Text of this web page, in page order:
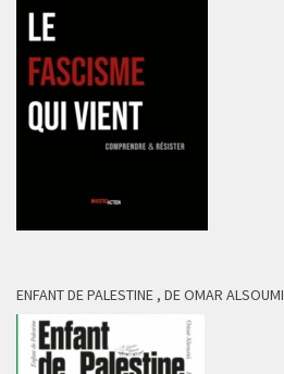
ENFANT DE PALESTINE , DE OMAR ALSOUMI